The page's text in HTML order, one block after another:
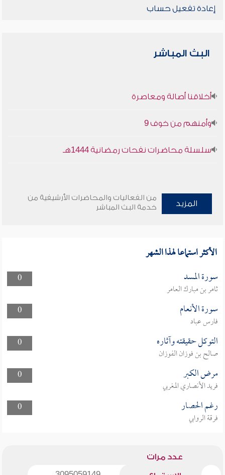
إعادة تفعيل حساب
البث المباشر
أخلاقنا أصالة ومعاصرة
وأمنهم من خوف 9
سلسلة محاضرات نفحات رمضانية 1444هـ
المزيد
من الفعاليات والمحاضرات الأرشيفية من
خدمة البث المباشر
الأكثر استماعا لهذا الشهر
0 سورة المسد
ثامر بن مبارك العامر
0
سورة الأنعام
فارس عباد
0
التوكل حقيقته وآثاره
صالح بن فوزان الفوزان
0
مرض الكبر
فريد الأنصاري المغربي
0
رغم الحصار
فرقة الروابي
عدد مرات